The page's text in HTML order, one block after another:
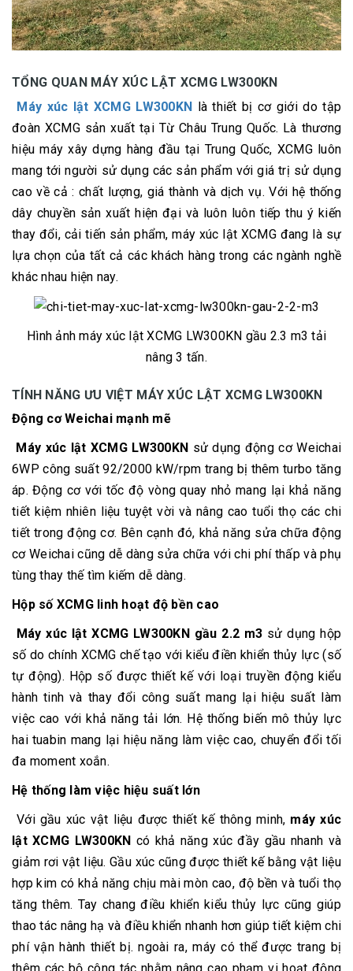
TỔNG QUAN MÁY XÚC LẬT XCMG LW300KN
Máy xúc lật XCMG LW300KN là thiết bị cơ giới do tập
đoàn XCMG sản xuất tại Từ Châu Trung Quốc. Là thương
hiệu máy xây dựng hàng đầu tại Trung Quốc, XCMG luôn
mang tới người sử dụng các sản phẩm với giá trị sử dụng
cao về cả : chất lượng, giá thành và dịch vụ. Với hệ thống
dây chuyền sản xuất hiện đại và luôn luôn tiếp thu ý kiến
thay đổi, cải tiến sản phẩm, máy xúc lật XCMG đang là sự
lựa chọn của tất cả các khách hàng trong các ngành nghề
khác nhau hiện nay.
Hình ảnh máy xúc lật XCMG LW300KN gầu 2.3 m3 tải
nâng 3 tấn.
TÍNH NĂNG ƯU VIỆT MÁY XÚC LẬT XCMG LW300KN
Động cơ Weichai mạnh mẽ
Máy xúc lật XCMG LW300KN sử dụng động cơ Weichai
6WP công suất 92/2000 kW/rpm trang bị thêm turbo tăng
áp. Động cơ với tốc độ vòng quay nhỏ mang lại khả năng
tiết kiệm nhiên liệu tuyệt vời và nâng cao tuổi thọ các chi
tiết trong động cơ. Bên cạnh đó, khả năng sửa chữa động
cơ Weichai cũng dễ dàng sửa chữa với chi phí thấp và phụ
tùng thay thế tìm kiếm dễ dàng.
Hộp số XCMG linh hoạt độ bền cao
Máy xúc lật XCMG LW300KN gầu 2.2 m3 sử dụng hộp
số do chính XCMG chế tạo với kiểu điền khiển thủy lực (số
tự động). Hộp số được thiết kế với loại truyền động kiểu
hành tinh và thay đổi công suất mang lại hiệu suất làm
việc cao với khả năng tải lớn. Hệ thống biến mô thủy lực
hai tuabin mang lại hiệu năng làm việc cao, chuyển đổi tối
đa moment xoắn.
Hệ thống làm việc hiệu suất lớn
Với gầu xúc vật liệu được thiết kế thông minh, máy xúc
lật XCMG LW300KN có khả năng xúc đầy gầu nhanh và
giảm rơi vật liệu. Gầu xúc cũng được thiết kế bằng vật liệu
hợp kim có khả năng chịu mài mòn cao, độ bền và tuổi thọ
tăng thêm. Tay chang điều khiển kiểu thủy lực cũng giúp
thao tác nâng hạ và điều khiển nhanh hơn giúp tiết kiệm chi
phí vận hành thiết bị. ngoài ra, máy có thể được trang bị